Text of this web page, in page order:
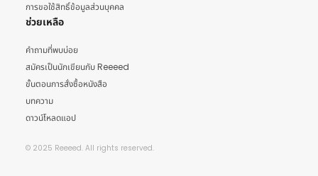
การขอใช้สิทธิ์ข้อมูลส่วนบุคคล
ช่วยเหลือ
คำถามที่พบบ่อย
สมัครเป็นนักเขียนกับ Reeeed
ขั้นตอนการสั่งซื้อหนังสือ
บทความ
ดาวน์โหลดแอป
© 2025 Reeeed. All rights reserved.